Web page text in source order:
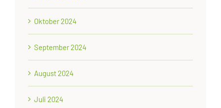
Oktober 2024
September 2024
August 2024
Juli 2024